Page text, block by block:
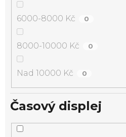
6000-8000 Kč 0
8000-10000 Kč 0
Nad 10000 Kč 0
Časový displej